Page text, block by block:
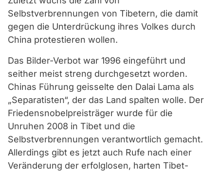
Selbstverbrennungen von Tibetern, die damit
gegen die Unterdrückung ihres Volkes durch
China protestieren wollen.
Das Bilder-Verbot war 1996 eingeführt und
seither meist streng durchgesetzt worden.
Chinas Führung geisselte den Dalai Lama als
„Separatisten“, der das Land spalten wolle. Der
Friedensnobelpreisträger wurde für die
Unruhen 2008 in Tibet und die
Selbstverbrennungen verantwortlich gemacht.
Allerdings gibt es jetzt auch Rufe nach einer
Veränderung der erfolglosen, harten Tibet-